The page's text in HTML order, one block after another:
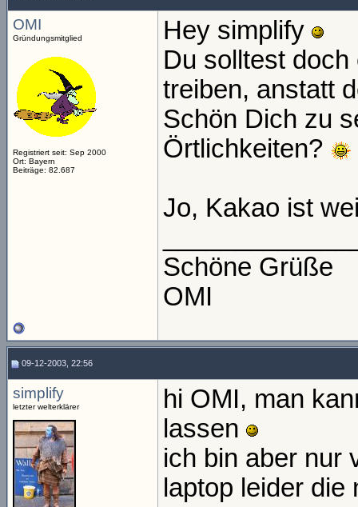
OMI
Gründungsmitglied
Registriert seit: Sep 2000
Ort: Bayern
Beiträge: 82.687
Hey simplify
Du solltest
treiben, anstatt
Schön Dich zu
Örtlichkeiten?
Jo, Kakao ist
Schöne Grüße
OMI
09-12-2003, 22:56
simplify
letzter welterklärer
hi OMI, man
lassen
ich bin aber nur
laptop leider